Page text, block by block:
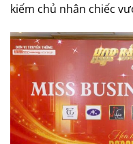
kiếm chủ nhân chiếc